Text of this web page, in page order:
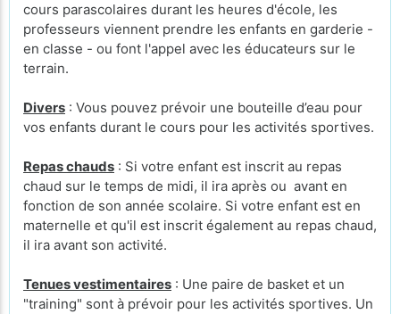
cours parascolaires durant les heures d'école, les
professeurs viennent prendre les enfants en garderie -
en classe - ou font l'appel avec les éducateurs sur le
terrain.
Divers : Vous pouvez prévoir une bouteille d’eau pour
vos enfants durant le cours pour les activités sportives.
Repas chauds : Si votre enfant est inscrit au repas
chaud sur le temps de midi, il ira après ou avant en
fonction de son année scolaire. Si votre enfant est en
maternelle et qu'il est inscrit également au repas chaud,
il ira avant son activité.
Tenues vestimentaires : Une paire de basket et un
"training" sont à prévoir pour les activités sportives. Un